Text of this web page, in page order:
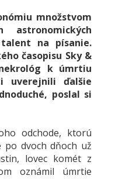
množstvom
astronomických
na písanie.
časopisu Sky &
k úmrtiu
uverejnili ďalšie
poslal si
odchode, ktorú
dvoch dňoch už
lovec komét z
oznámil úmrtie